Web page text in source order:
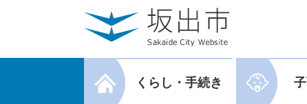
メニューを閉じる
くらし・手続き